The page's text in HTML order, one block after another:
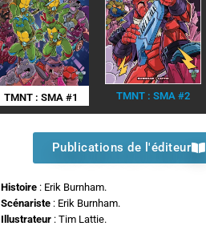
TMNT : SMA #1 TMNT : SMA #2
Publications de l'éditeur
Histoire : Erik Burnham.
Scénariste : Erik Burnham.
Illustrateur : Tim Lattie.